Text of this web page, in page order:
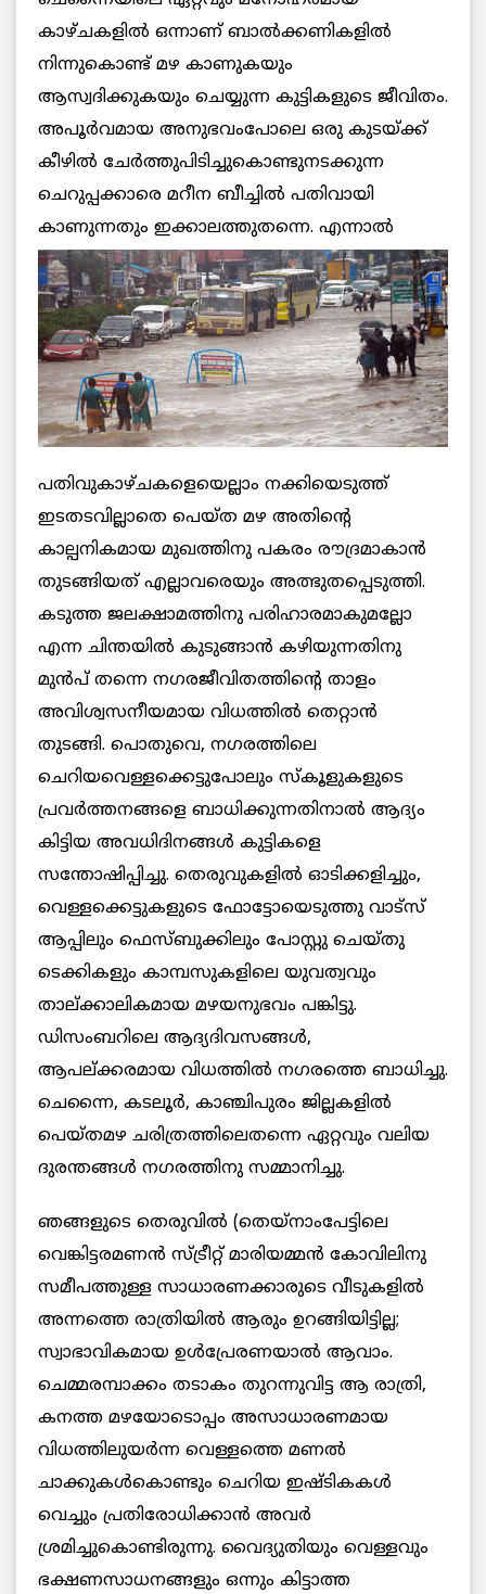
കാഴ്ചകളില്‍ ഒന്നാണ് ബാല്‍ക്കണികളില്‍
നിന്നുകൊണ്ട് മഴ കാണുകയും
ആസ്വദിക്കുകയും ചെയ്യുന്ന കുട്ടികളുടെ ജീവിതം.
അപൂര്‍വമായ അനുഭവംപോലെ ഒരു കുടയ്ക്ക്
കീഴില്‍ ചേര്‍ത്തുപിടിച്ചുകൊണ്ടുനടക്കുന്ന
ചെറുപ്പക്കാരെ മറീന ബീച്ചില്‍ പതിവായി
കാണുന്നതും ഇക്കാലത്തുതന്നെ. എന്നാല്‍
പതിവുകാഴ്ചകളെയെല്ലാം നക്കിയെടുത്ത്
ഇടതടവില്ലാതെ പെയ്ത മഴ അതിന്റെ
കാല്പനികമായ മുഖത്തിനു പകരം രൗദ്രമാകാന്‍
തുടങ്ങിയത് എല്ലാവരെയും അത്ഭുതപ്പെടുത്തി.
കടുത്ത ജലക്ഷാമത്തിനു പരിഹാരമാകുമല്ലോ
എന്ന ചിന്തയില്‍ കുടുങ്ങാന്‍ കഴിയുന്നതിനു
മുന്‍പ് തന്നെ നഗരജീവിതത്തിന്റെ താളം
അവിശ്വസനീയമായ വിധത്തില്‍ തെറ്റാന്‍
തുടങ്ങി. പൊതുവെ, നഗരത്തിലെ
ചെറിയവെള്ളക്കെട്ടുപോലും സ്‌കൂളുകളുടെ
പ്രവര്‍ത്തനങ്ങളെ ബാധിക്കുന്നതിനാല്‍ ആദ്യം
കിട്ടിയ അവധിദിനങ്ങള്‍ കുട്ടികളെ
സന്തോഷിപ്പിച്ചു. തെരുവുകളില്‍ ഓടിക്കളിച്ചും,
വെള്ളക്കെട്ടുകളുടെ ഫോട്ടോയെടുത്തു വാട്‌സ്
ആപ്പിലും ഫെസ്ബുക്കിലും പോസ്റ്റു ചെയ്തു
ടെക്കികളും കാമ്പസുകളിലെ യുവത്വവും
താല്ക്കാലികമായ മഴയനുഭവം പങ്കിട്ടു.
ഡിസംബറിലെ ആദ്യദിവസങ്ങള്‍,
ആപല്ക്കരമായ വിധത്തില്‍ നഗരത്തെ ബാധിച്ചു.
ചെന്നൈ, കടലൂര്‍, കാഞ്ചിപുരം ജില്ലകളില്‍
പെയ്തമഴ ചരിത്രത്തിലെതന്നെ ഏറ്റവും വലിയ
ദുരന്തങ്ങള്‍ നഗരത്തിനു സമ്മാനിച്ചു.
ഞങ്ങളുടെ തെരുവില്‍ (തെയ്‌നാംപേട്ടിലെ
വെങ്കിട്ടരമണന്‍ സ്ട്രീറ്റ് മാരിയമ്മന്‍ കോവിലിനു
സമീപത്തുള്ള സാധാരണക്കാരുടെ വീടുകളില്‍
അന്നത്തെ രാത്രിയില്‍ ആരും ഉറങ്ങിയിട്ടില്ല;
സ്വാഭാവികമായ ഉള്‍പ്രേരണയാല്‍ ആവാം.
ചെമ്മരമ്പാക്കം തടാകം തുറന്നുവിട്ട ആ രാത്രി,
കനത്ത മഴയോടൊപ്പം അസാധാരണമായ
വിധത്തിലുയര്‍ന്ന വെള്ളത്തെ മണല്‍
ചാക്കുകള്‍കൊണ്ടും ചെറിയ ഇഷ്ടികകള്‍
വെച്ചും പ്രതിരോധിക്കാന്‍ അവര്‍
ശ്രമിച്ചുകൊണ്ടിരുന്നു. വൈദ്യുതിയും വെള്ളവും
ഭക്ഷണസാധനങ്ങളും ഒന്നും കിട്ടാത്ത